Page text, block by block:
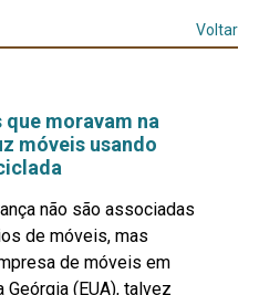
Voltar
moravam na
móveis usando
não são associadas
de móveis, mas
de móveis em
(EUA), talvez